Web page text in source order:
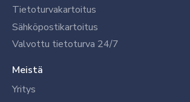
Tietoturvakartoitus
Sähköpostikartoitus
Valvottu tietoturva 24/7
Meistä
Yritys